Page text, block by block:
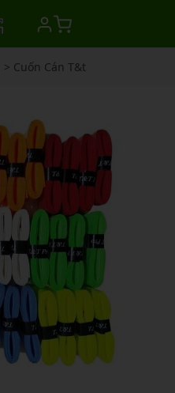
> Cuốn Cán T&t